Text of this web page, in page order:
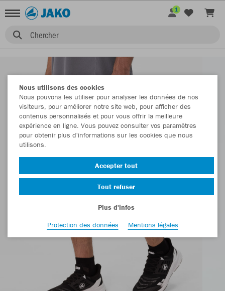
Chercher
1
Nous utilisons des cookies
Nous pouvons les utiliser pour analyser les données de nos
visiteurs, pour améliorer notre site web, pour afficher des
contenus personnalisés et pour vous offrir la meilleure
expérience en ligne. Vous pouvez consulter vos paramètres
pour obtenir plus d'informations sur les cookies que nous
utilisons.
Accepter tout
Tout refuser
Plus d'infos
Protection des données
Mentions légales